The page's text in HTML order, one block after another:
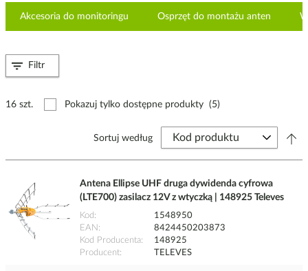
Akcesoria do monitoringu Osprzęt do montażu anten
16 szt. Pokazuj tylko dostępne produkty (5)
Sortuj według
Antena Ellipse UHF druga dywidenda cyfrowa
(LTE700) zasilacz 12V z wtyczką | 148925 Televes
Kod
1548950
EAN
8424450203873
Kod Producenta
148925
Producent
TELEVES
Filtr